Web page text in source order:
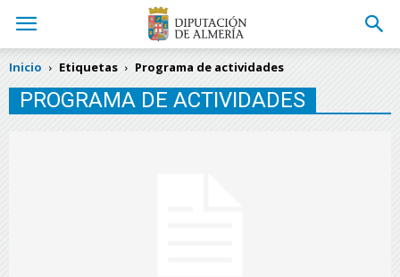
Inicio Etiquetas Programa de actividades
PROGRAMA DE ACTIVIDADES